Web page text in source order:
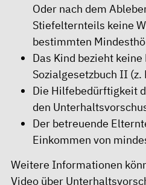
Oder nach dem
Stiefelternteils keine
bestimmten
Das Kind bezieht
Sozialgesetzbuch II
Die Hilfebedürftigkeit
den
Der betreuende
Einkommen von
Weitere Informationen
Video über